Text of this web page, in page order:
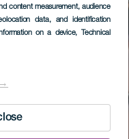
content measurement, audience
data, and identification
on a device, Technical